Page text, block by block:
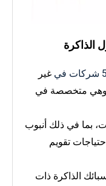
الذاكرة
غير
وهي متخصصة في
بما في ذلك أنبوب
تقويم
الذاكرة ذات